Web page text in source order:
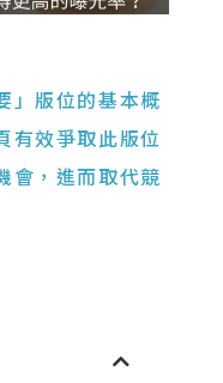
」版位的基本概
有效爭取此版位
會，進而取代競